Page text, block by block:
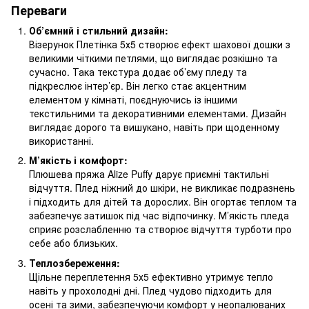
Переваги
Об’ємний і стильний дизайн:
Візерунок Плетінка 5х5 створює ефект шахової дошки з
великими чіткими петлями, що виглядає розкішно та
сучасно. Така текстура додає об’єму пледу та
підкреслює інтер’єр. Він легко стає акцентним
елементом у кімнаті, поєднуючись із іншими
текстильними та декоративними елементами. Дизайн
виглядає дорого та вишукано, навіть при щоденному
використанні.
М’якість і комфорт:
Плюшева пряжа Alize Puffy дарує приємні тактильні
відчуття. Плед ніжний до шкіри, не викликає подразнень
і підходить для дітей та дорослих. Він огортає теплом та
забезпечує затишок під час відпочинку. М’якість пледа
сприяє розслабленню та створює відчуття турботи про
себе або близьких.
Теплозбереження:
Щільне переплетення 5х5 ефективно утримує тепло
навіть у прохолодні дні. Плед чудово підходить для
осені та зими, забезпечуючи комфорт у неопалюваних